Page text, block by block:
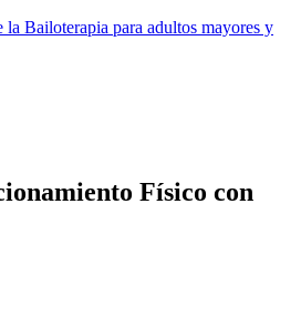
la Bailoterapia para adultos mayores y
Físico con